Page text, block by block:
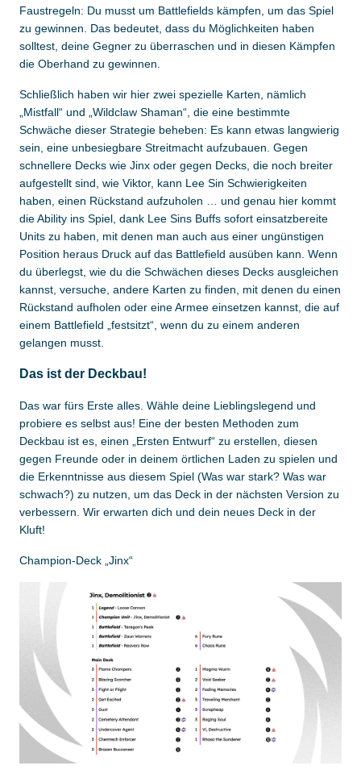
Faustregeln: Du musst um Battlefields kämpfen, um das Spiel
zu gewinnen. Das bedeutet, dass du Möglichkeiten haben
solltest, deine Gegner zu überraschen und in diesen Kämpfen
die Oberhand zu gewinnen.
Schließlich haben wir hier zwei spezielle Karten, nämlich
„Mistfall“ und „Wildclaw Shaman“, die eine bestimmte
Schwäche dieser Strategie beheben: Es kann etwas langwierig
sein, eine unbesiegbare Streitmacht aufzubauen. Gegen
schnellere Decks wie Jinx oder gegen Decks, die noch breiter
aufgestellt sind, wie Viktor, kann Lee Sin Schwierigkeiten
haben, einen Rückstand aufzuholen … und genau hier kommt
die Ability ins Spiel, dank Lee Sins Buffs sofort einsatzbereite
Units zu haben, mit denen man auch aus einer ungünstigen
Position heraus Druck auf das Battlefield ausüben kann. Wenn
du überlegst, wie du die Schwächen dieses Decks ausgleichen
kannst, versuche, andere Karten zu finden, mit denen du einen
Rückstand aufholen oder eine Armee einsetzen kannst, die auf
einem Battlefield „festsitzt“, wenn du zu einem anderen
gelangen musst.
Das ist der Deckbau!
Das war fürs Erste alles. Wähle deine Lieblingslegend und
probiere es selbst aus! Eine der besten Methoden zum
Deckbau ist es, einen „Ersten Entwurf“ zu erstellen, diesen
gegen Freunde oder in deinem örtlichen Laden zu spielen und
die Erkenntnisse aus diesem Spiel (Was war stark? Was war
schwach?) zu nutzen, um das Deck in der nächsten Version zu
verbessern. Wir erwarten dich und dein neues Deck in der
Kluft!
Champion-Deck „Jinx“